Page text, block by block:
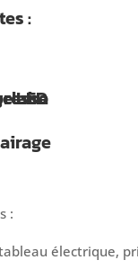
:
:
électrique,